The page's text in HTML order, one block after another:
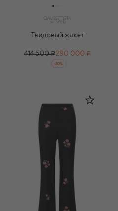
Твидовый жакет
414 500 ₽290 000 ₽
-30%